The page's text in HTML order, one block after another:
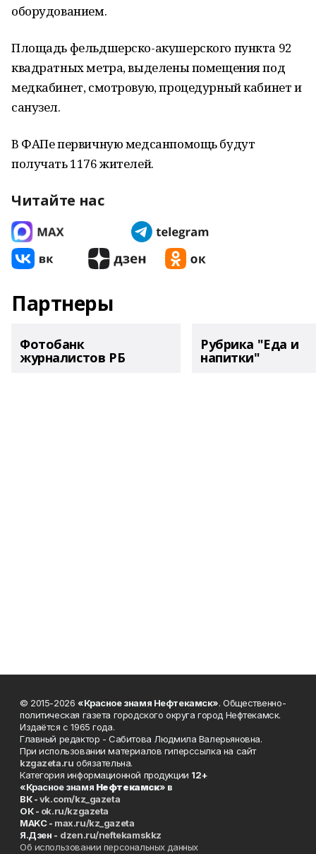
оборудованием.
Площадь фельдшерско-акушерского пункта 92
квадратных метра, выделены помещения под
медкабинет, смотровую, процедурный кабинет и
санузел.
В ФАПе первичную медсанпомощь будут
получать 1176 жителей.
Читайте нас
Партнеры
Фотобанк
журналистов РБ
Рубрика "Еда и
напитки"
© 2015-2026 «Красное знамя Нефтекамск». Общественно-
политическая газета городского округа город Нефтекамск.
Издаётся с 1965 года.
Главный редактор - Сабитова Людмила Валерьяновна.
При использовании материалов гиперссылка на сайт
kzgazeta.ru обязательна.
Категория информационной продукции 12+
«Красное знамя Нефтекамск» в
ВК -vk.com/kz_gazeta
ОК - ok.ru/kzgazeta
MAKC - max.ru/kz_gazeta
Я.Дзен - dzen.ru/neftekamskkz
Об использовании персональных данных